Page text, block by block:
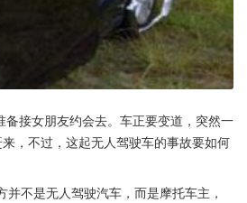
接女朋友约会去。车正要变道，突然一
，不过，这起无人驾驶车的事故要如何
不是无人驾驶汽车，而是摩托车主，